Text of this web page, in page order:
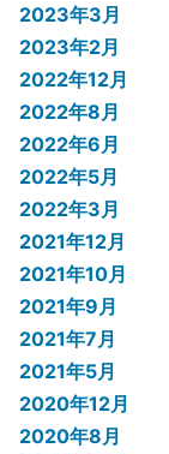
2023年3月
2023年2月
2022年12月
2022年8月
2022年6月
2022年5月
2022年3月
2021年12月
2021年10月
2021年9月
2021年7月
2021年5月
2020年12月
2020年8月